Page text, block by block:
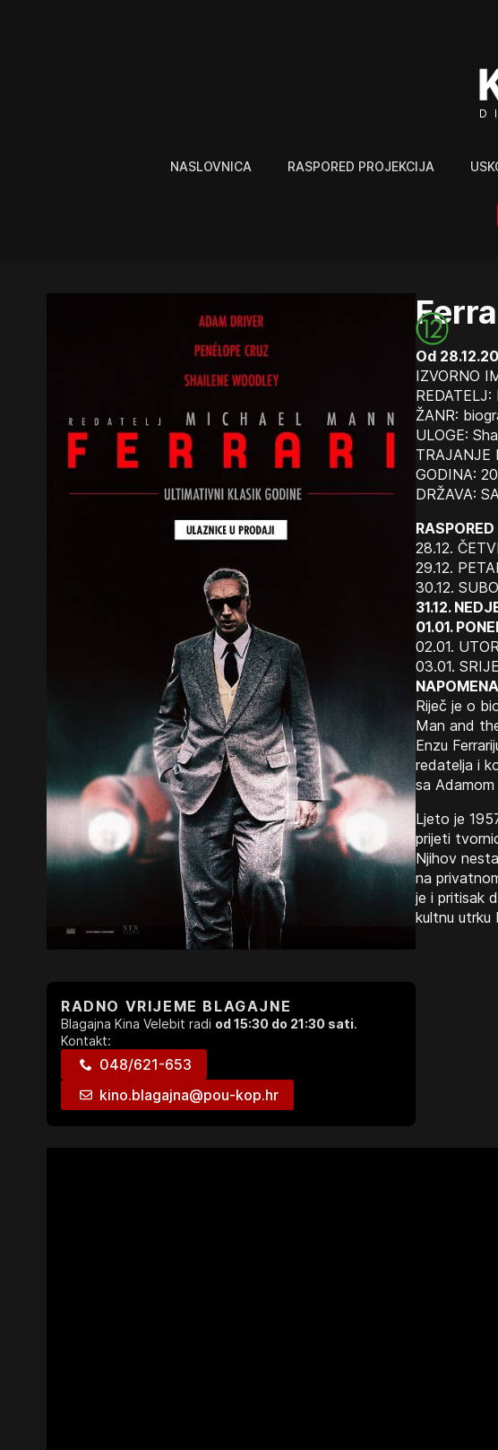
NASLOVNICA RASPORED PROJEKCIJA
RADNO VRIJEME BLAGAJNE
Blagajna Kina Velebit radi od 15:30 do 21:30 sati.
Kontakt:
048/621-653
kino.blagajna@pou-kop.hr
Od
IZVORNO
ŽANR:
ULOGE:
TRAJANJE
GODINA:
DRŽAVA:
28.12.
29.12.
30.12.
31.12.
01.01.
02.01.
03.01.
Riječ je o
Man and
Enzu
redatelja i
sa
Ljeto je
prijeti
Njihov
na
je i pritisak
kultnu utrku